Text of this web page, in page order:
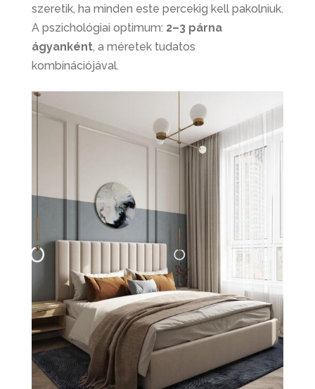
szeretik, ha minden este percekig kell pakolniuk.
A pszichológiai optimum: 2–3 párna
ágyanként, a méretek tudatos
kombinációjával.